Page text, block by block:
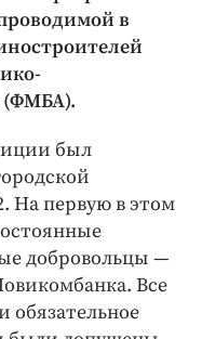
в
(ФМБА).
был
На первую в этом
добровольцы —
Все
обязательное